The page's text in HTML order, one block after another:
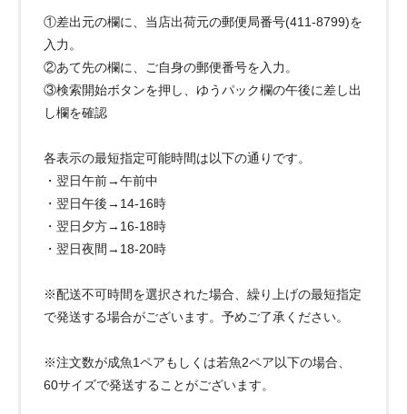
①差出元の欄に、当店出荷元の郵便局番号(411-8799)を
入力。
②あて先の欄に、ご自身の郵便番号を入力。
③検索開始ボタンを押し、ゆうパック欄の午後に差し出
し欄を確認
各表示の最短指定可能時間は以下の通りです。
・翌日午前→午前中
・翌日午後→14-16時
・翌日夕方→16-18時
・翌日夜間→18-20時
※配送不可時間を選択された場合、繰り上げの最短指定
で発送する場合がございます。予めご了承ください。
※注文数が成魚1ペアもしくは若魚2ペア以下の場合、
60サイズで発送することがございます。